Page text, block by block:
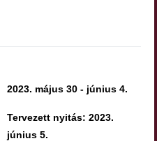
2023. május 30 - június 4.
Tervezett nyitás: 2023.
június 5.